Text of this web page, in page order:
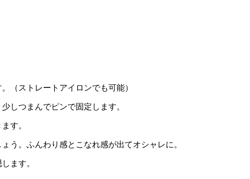
（ストレートアイロンでも可能）
しつまんでピンで固定します。
す。
う。ふんわり感とこなれ感が出てオシャレに。
ます。